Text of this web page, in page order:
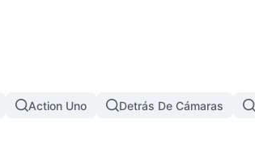
Action Uno Detrás De Cámaras